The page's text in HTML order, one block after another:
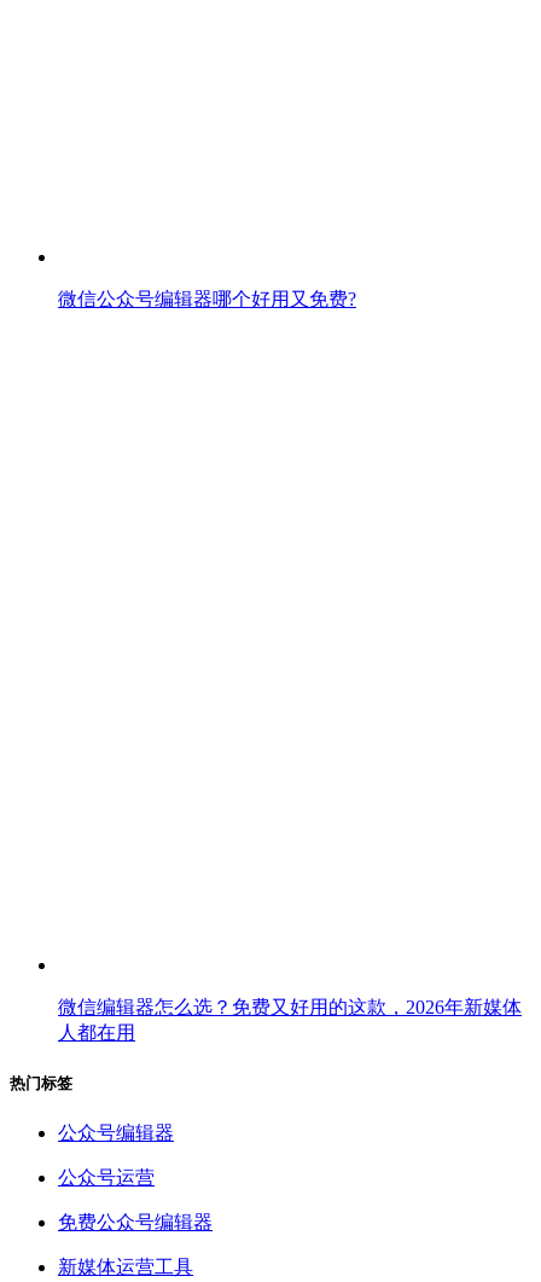
微信公众号编辑器哪个好用又免费?
微信编辑器怎么选？免费又好用的这款，2026年新媒体
人都在用
热门标签
公众号编辑器
公众号运营
免费公众号编辑器
新媒体运营工具